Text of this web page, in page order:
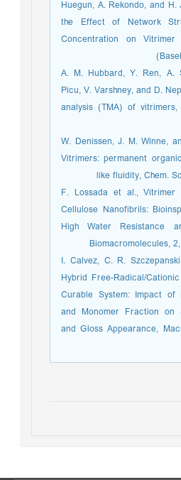
Huegun, A. Rekondo, and
the Effect of Network
Concentration on
[23] A. M. Hubbard, Y. Ren,
Picu, V. Varshney, and D.
analysis (TMA) of
[24] W. Denissen, J. M.
Vitrimers: permanent
like fluidity, Chem.
[25] F. Lossada et al.,
Cellulose Nanofibrils:
High Water Resistance
Biomacromolecules,
[26] I. Calvez, C. R.
Hybrid Free-Radical/
Curable System: Impact
and Monomer Fraction on
and Gloss Appearance,